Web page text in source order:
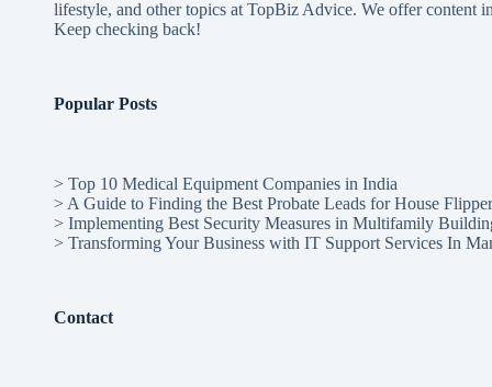
lifestyle, and other topics at TopBiz Advice. We offer content
Keep checking back!
Popular Posts
> Top 10 Medical Equipment Companies in India
> A Guide to Finding the Best Probate Leads for House
> Implementing Best Security Measures in Multifamily
> Transforming Your Business with IT Support Services In
Contact